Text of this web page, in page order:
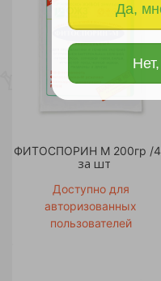
Да,
ФИТОСПОРИН М 200гр /
за шт
Доступно для
авторизованных
пользователей